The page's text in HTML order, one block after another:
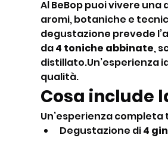
Al BeBop puoi vivere
aromi, botaniche e
degustazione prevede
da 4 toniche abbinate,
distillato.Un’esperienza
qualità.
Cosa include
Un’esperienza
Degustazione di 4